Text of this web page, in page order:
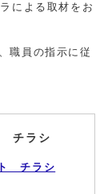
による取材をお
職員の指示に従
チラシ
ト チラシ